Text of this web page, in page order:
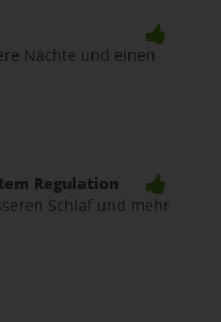
Nächte und einen
Regulation
Schlaf und mehr